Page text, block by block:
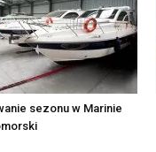
sezonu w Marinie